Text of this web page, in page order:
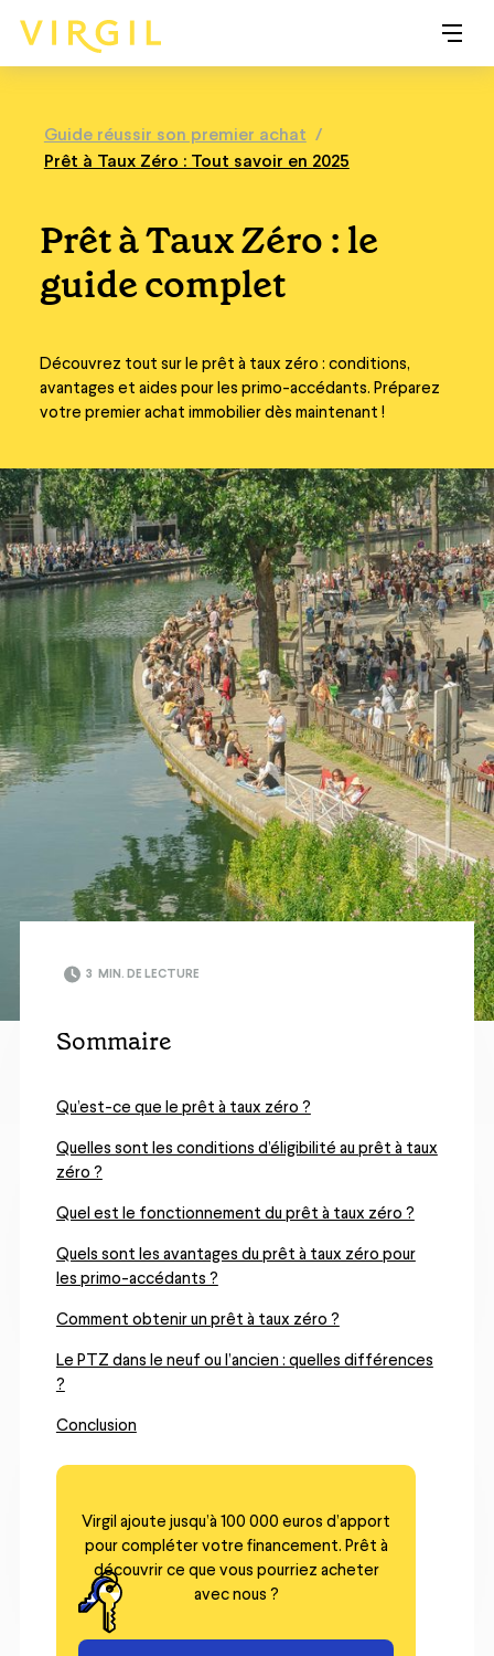
Guide réussir son premier achat /
Prêt à Taux Zéro : Tout savoir en 2025
Prêt à Taux Zéro : le
guide complet
Découvrez tout sur le prêt à taux zéro : conditions,
avantages et aides pour les primo-accédants. Préparez
votre premier achat immobilier dès maintenant !
3 MIN. DE LECTURE
Sommaire
Qu’est-ce que le prêt à taux zéro ?
Quelles sont les conditions d’éligibilité au prêt à taux
zéro ?
Quel est le fonctionnement du prêt à taux zéro ?
Quels sont les avantages du prêt à taux zéro pour
les primo-accédants ?
Comment obtenir un prêt à taux zéro ?
Le PTZ dans le neuf ou l’ancien : quelles différences
?
Conclusion
Virgil ajoute jusqu’à 100 000 euros d’apport
pour compléter votre financement. Prêt à
découvrir ce que vous pourriez acheter
avec nous ?